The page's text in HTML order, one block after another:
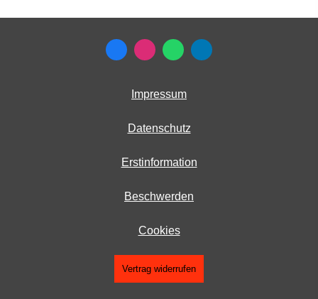
Impressum
Datenschutz
Erstinformation
Beschwerden
Cookies
Vertrag widerrufen